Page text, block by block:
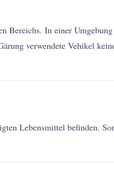
Bereichs. In einer
verwendete Vehikel
Lebensmittel befinden.